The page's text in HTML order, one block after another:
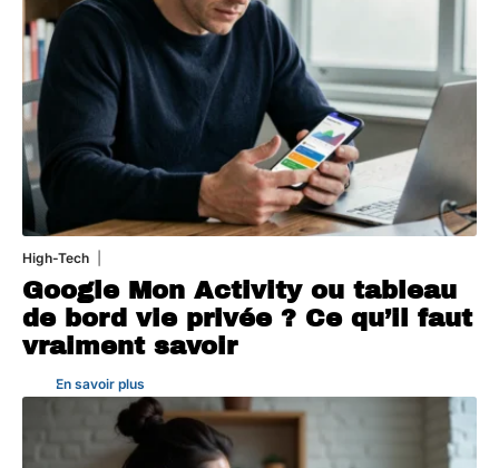
High-Tech
Google Mon Activity ou tableau
de bord vie privée ? Ce qu’il faut
vraiment savoir
En savoir plus